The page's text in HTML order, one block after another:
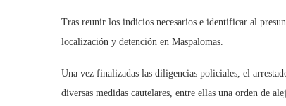
Tras reunir los indicios necesarios e identificar al
localización y detención en Maspalomas.
Una vez finalizadas las diligencias policiales, el
diversas medidas cautelares, entre ellas una orden de